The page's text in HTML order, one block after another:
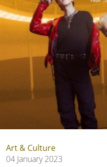
Art & Culture
04 January 2023